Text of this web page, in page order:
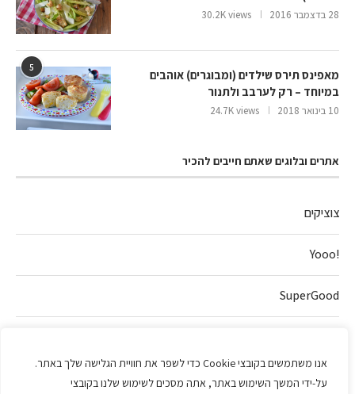
אנו משתמשים בקובצי Cookie כדי לשפר את חוויית הגלישה שלך באתר.
על-ידי המשך השימוש באתר, אתה מסכים לשימוש שלנו בקובצי
28 בדצמבר 2016 30.2K views
5
מאפינס תירס שילדים (ומבוגרים) אוהבים
במיוחד – רק לערבב ולתנור
10 בינואר 2018 24.7K views
אתרים ובלוגים שאתם חייבים להכיר
צוציקים
!Yooo
SuperGood